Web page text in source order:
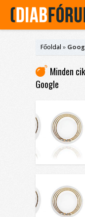
Főoldal »
Minden
Google